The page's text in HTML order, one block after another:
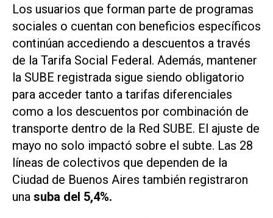
Los usuarios que forman parte de programas
sociales o cuentan con beneficios específicos
continúan accediendo a descuentos a través
de la Tarifa Social Federal. Además, mantener
la SUBE registrada sigue siendo obligatorio
para acceder tanto a tarifas diferenciales
como a los descuentos por combinación de
transporte dentro de la Red SUBE. El ajuste de
mayo no solo impactó sobre el subte. Las 28
líneas de colectivos que dependen de la
Ciudad de Buenos Aires también registraron
una suba del 5,4%.